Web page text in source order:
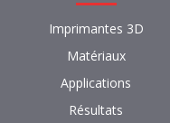
Imprimantes 3D
Matériaux
Applications
Résultats